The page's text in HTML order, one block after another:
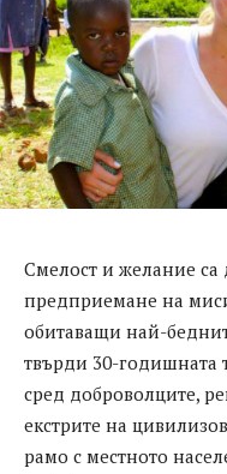
Смелост и желание са
предприемане на
обитаващи най-
твърди 30-годишната
сред доброволците,
екстрите на
рамо с местното